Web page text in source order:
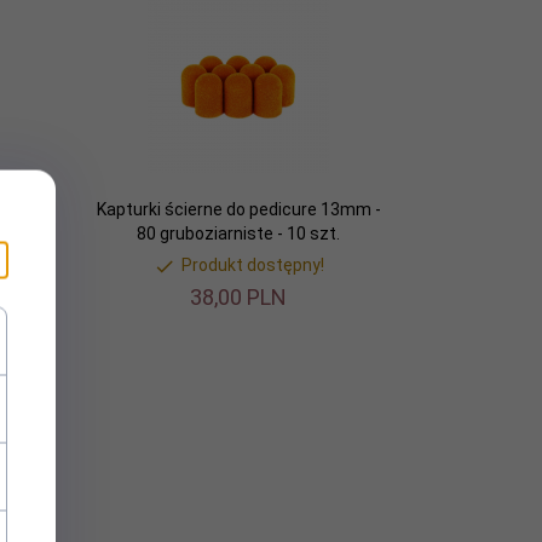
Kapturki ścierne do pedicure 13mm -
80 gruboziarniste - 10 szt.
Produkt dostępny!
38,00 PLN